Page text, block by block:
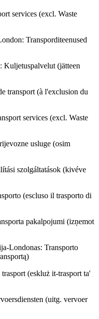
services (excl. Waste
Transporditeenused
(jätteen
transport (à l'exclusion du
services (excl. Waste
usluge (osim
szolgáltatások (kivéve
(escluso il trasporto di
pakalpojumi (izņemot
Londonas: Transporto
(eskluż it-trasport ta'
(uitg. vervoer